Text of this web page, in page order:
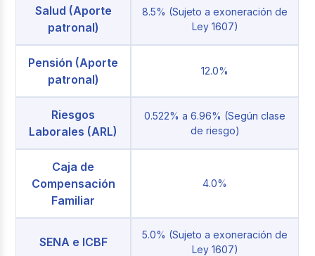
Salud (Aporte
patronal)
8.5% (Sujeto a exoneración de
Ley 1607)
Pensión (Aporte
patronal)
12.0%
Riesgos
Laborales (ARL)
0.522% a 6.96% (Según clase
de riesgo)
Caja de
Compensación
Familiar
4.0%
SENA e ICBF
5.0% (Sujeto a exoneración de
Ley 1607)